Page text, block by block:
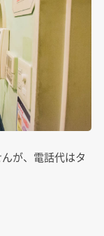
が、電話代はタ